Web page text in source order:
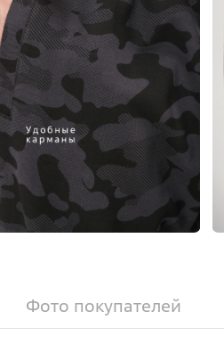
Фото покупателей